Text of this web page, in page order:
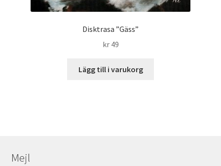
Disktrasa ”Gäss”
kr49
Lägg till i varukorg
Mejl